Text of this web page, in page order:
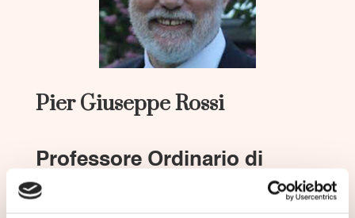
Pier Giuseppe Rossi
Professore Ordinario di
Didattica e Pedagogia